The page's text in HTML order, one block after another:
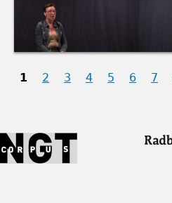
1 2 3 4 5 6 7